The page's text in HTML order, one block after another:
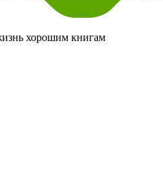
хорошим книгам